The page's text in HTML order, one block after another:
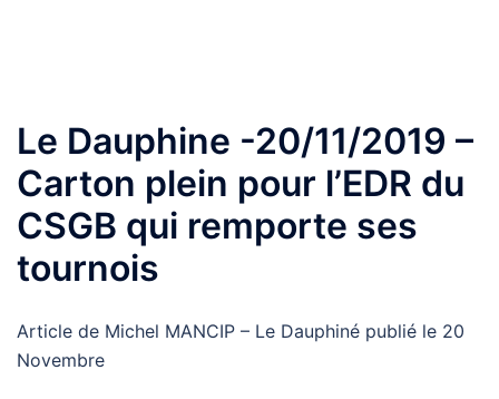
Le Dauphine -20/11/2019 –
Carton plein pour l’EDR du
CSGB qui remporte ses
tournois
Article de Michel MANCIP – Le Dauphiné publié le 20
Novembre